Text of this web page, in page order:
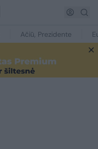
Ačiū, Prezidente